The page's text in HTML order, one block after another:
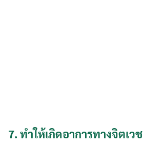
7. ทำให้เกิดอาการทางจิตเวช